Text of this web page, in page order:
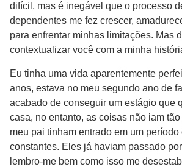
difícil, mas é inegável que o processo
dependentes me fez crescer,
para enfrentar minhas limitações. Mas
contextualizar você com a minha
Eu tinha uma vida aparentemente
anos, estava no meu segundo ano de
acabado de conseguir um estágio que
casa, no entanto, as coisas não iam
meu pai tinham entrado em um período
constantes. Eles já haviam passado
lembro-me bem como isso me